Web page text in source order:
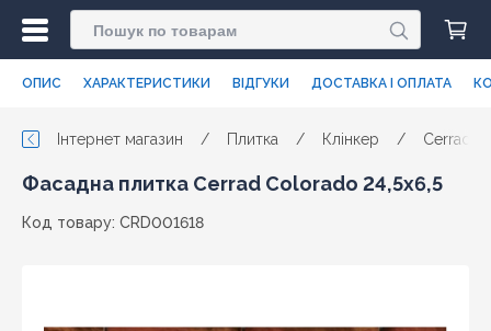
ОПИС ХАРАКТЕРИСТИКИ ВІДГУКИ ДОСТАВКА І ОПЛАТА
Інтернет магазин / Плитка / Клінкер / Cerrad
Фасадна плитка Cerrad Colorado 24,5x6,5
Код товару: CRD001618